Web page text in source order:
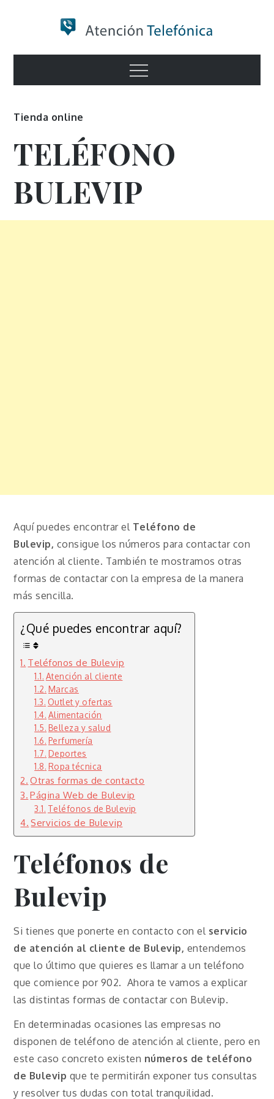
Numero de
Información
Menu
Tienda online
TELÉFONO
BULEVIP
Aquí puedes encontrar el Teléfono de
Bulevip, consigue los números para contactar con
atención al cliente. También te mostramos otras
formas de contactar con la empresa de la manera
más sencilla.
¿Qué puedes encontrar aquí?
Teléfonos de Bulevip
Atención al cliente
Marcas
Outlet y ofertas
Alimentación
Belleza y salud
Perfumería
Deportes
Ropa técnica
Otras formas de contacto
Página Web de Bulevip
Teléfonos de Bulevip
Servicios de Bulevip
Teléfonos de
Bulevip
Si tienes que ponerte en contacto con el servicio
de atención al cliente de Bulevip, entendemos
que lo último que quieres es llamar a un teléfono
que comience por 902. Ahora te vamos a explicar
las distintas formas de contactar con Bulevip.
En determinadas ocasiones las empresas no
disponen de teléfono de atención al cliente, pero en
este caso concreto existen números de teléfono
de Bulevip que te permitirán exponer tus consultas
y resolver tus dudas con total tranquilidad.